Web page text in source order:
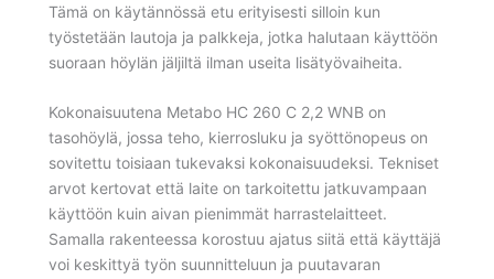
Tämä on käytännössä etu erityisesti silloin kun
työstetään lautoja ja palkkeja, jotka halutaan käyttöön
suoraan höylän jäljiltä ilman useita lisätyövaiheita.
Kokonaisuutena Metabo HC 260 C 2,2 WNB on
tasohöylä, jossa teho, kierrosluku ja syöttönopeus on
sovitettu toisiaan tukevaksi kokonaisuudeksi. Tekniset
arvot kertovat että laite on tarkoitettu jatkuvampaan
käyttöön kuin aivan pienimmät harrastelaitteet.
Samalla rakenteessa korostuu ajatus siitä että käyttäjä
voi keskittyä työn suunnitteluun ja puutavaran